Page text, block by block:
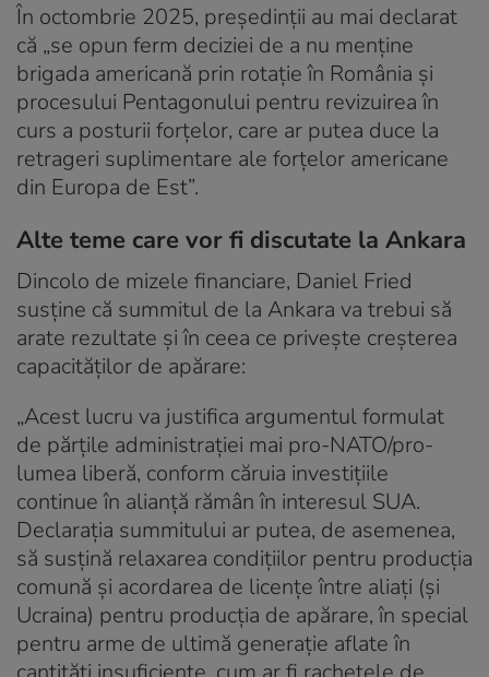
În octombrie 2025, președinții au mai declarat
că „se opun ferm deciziei de a nu menține
brigada americană prin rotație în România și
procesului Pentagonului pentru revizuirea în
curs a posturii forțelor, care ar putea duce la
retrageri suplimentare ale forțelor americane
din Europa de Est”.
Alte teme care vor fi discutate la Ankara
Dincolo de mizele financiare, Daniel Fried
susține că summitul de la Ankara va trebui să
arate rezultate și în ceea ce privește creșterea
capacităților de apărare:
„Acest lucru va justifica argumentul formulat
de părțile administrației mai pro-NATO/pro-
lumea liberă, conform căruia investițiile
continue în alianță rămân în interesul SUA.
Declarația summitului ar putea, de asemenea,
să susțină relaxarea condițiilor pentru producția
comună și acordarea de licențe între aliați (și
Ucraina) pentru producția de apărare, în special
pentru arme de ultimă generație aflate în